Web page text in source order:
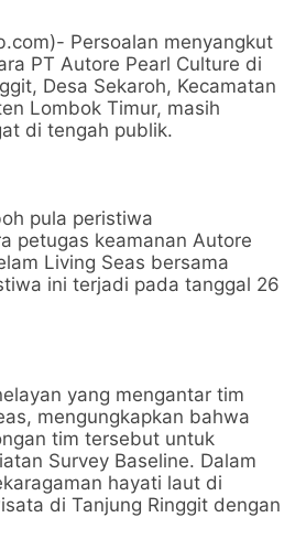
Persoalan menyangkut
PT Autore Pearl Culture di
Desa Sekaroh, Kecamatan
Lombok Timur, masih
di tengah publik.
pula peristiwa
petugas keamanan Autore
Living Seas bersama
ini terjadi pada tanggal 26
yang mengantar tim
mengungkapkan bahwa
tim tersebut untuk
Survey Baseline. Dalam
hayati laut di
di Tanjung Ringgit dengan